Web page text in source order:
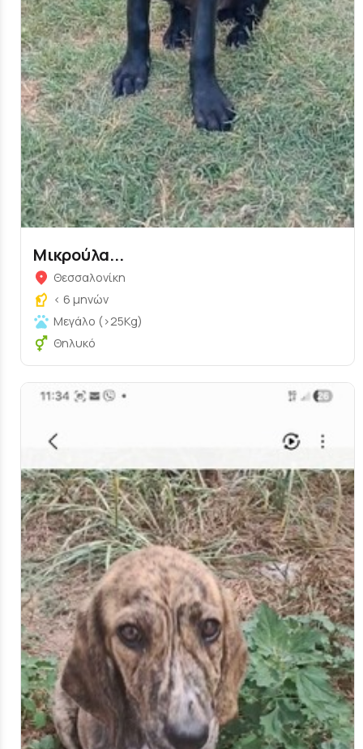
Μικρούλα...
Θεσσαλονίκη
< 6 μηνών
Μεγάλο (>25Kg)
Θηλυκό